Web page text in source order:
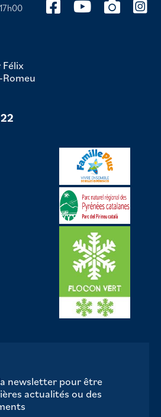
Félix
newsletter pour être
actualités ou des